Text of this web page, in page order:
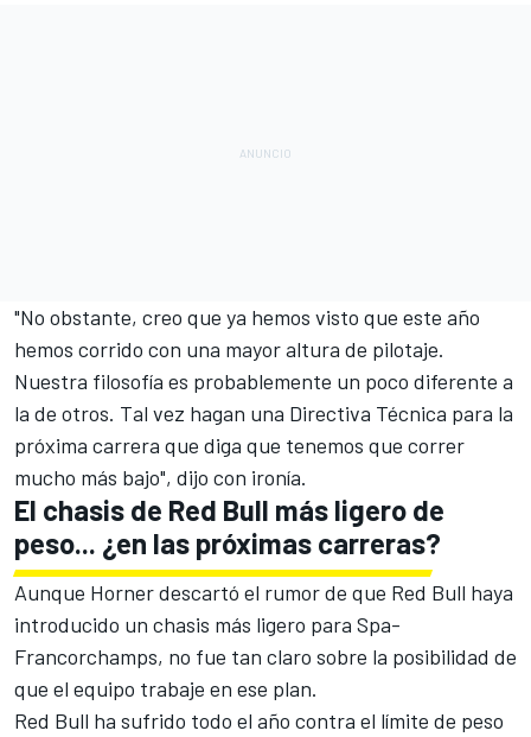
"No obstante, creo que ya hemos visto que este año
hemos corrido con una mayor altura de pilotaje.
Nuestra filosofía es probablemente un poco diferente a
la de otros. Tal vez hagan una Directiva Técnica para la
próxima carrera que diga que tenemos que correr
mucho más bajo", dijo con ironía.
El chasis de Red Bull más ligero de
peso... ¿en las próximas carreras?
Aunque Horner descartó el rumor de que Red Bull haya
introducido un chasis más ligero para Spa-
Francorchamps, no fue tan claro sobre la posibilidad de
que el equipo trabaje en ese plan.
Red Bull ha sufrido todo el año contra el límite de peso